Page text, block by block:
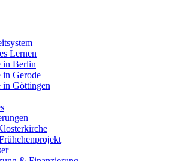
Lernen
in Berlin
in Gerode
in Göttingen